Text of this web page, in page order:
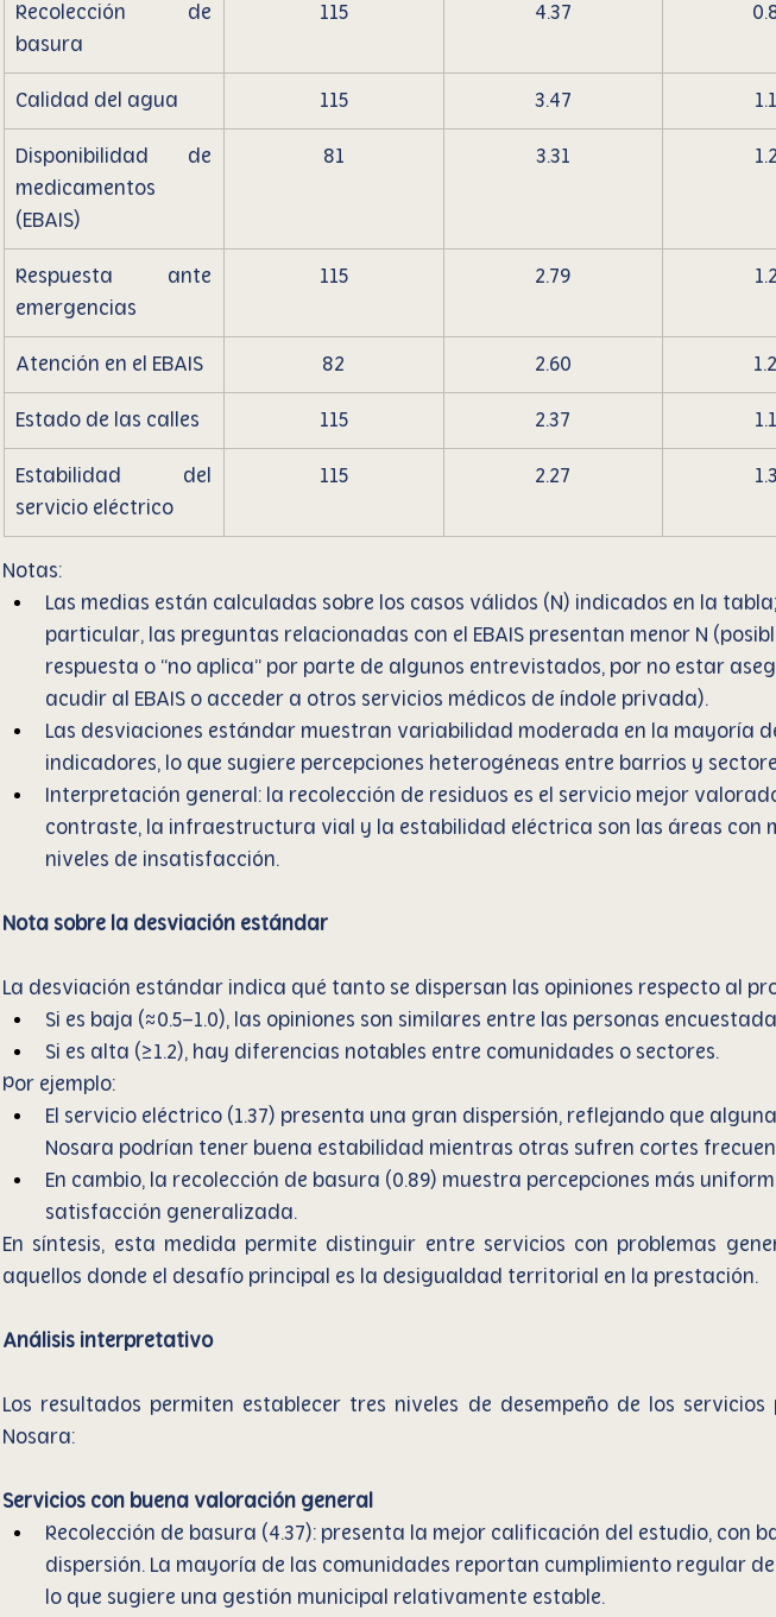
Recolección de
basura
115 4.37
Calidad del agua 115 3.47
Disponibilidad de
medicamentos
(EBAIS)
81 3.31
Respuesta ante
emergencias
115 2.79
Atención en el EBAIS 82 2.60
Estado de las calles 115 2.37
Estabilidad del
servicio eléctrico
115 2.27
Notas:
Las medias están calculadas sobre los casos válidos (N) indicados en la
particular, las preguntas relacionadas con el EBAIS presentan menor N
respuesta o “no aplica” por parte de algunos entrevistados, por no estar
acudir al EBAIS o acceder a otros servicios médicos de índole privada).
Las desviaciones estándar muestran variabilidad moderada en la mayoría
indicadores, lo que sugiere percepciones heterogéneas entre barrios y
Interpretación general: la recolección de residuos es el servicio mejor
contraste, la infraestructura vial y la estabilidad eléctrica son las áreas con
niveles de insatisfacción.
Nota sobre la desviación estándar
La desviación estándar indica qué tanto se dispersan las opiniones respecto al
Si es baja (≈0.5–1.0), las opiniones son similares entre las personas
Si es alta (≥1.2), hay diferencias notables entre comunidades o sectores.
Por ejemplo:
El servicio eléctrico (1.37) presenta una gran dispersión, reflejando que
Nosara podrían tener buena estabilidad mientras otras sufren cortes
En cambio, la recolección de basura (0.89) muestra percepciones más
satisfacción generalizada.
En síntesis, esta medida permite distinguir entre servicios con problemas
aquellos donde el desafío principal es la desigualdad territorial en la prestación.
Análisis interpretativo
Los resultados permiten establecer tres niveles de desempeño de los servicios
Nosara:
Servicios con buena valoración general
Recolección de basura (4.37): presenta la mejor calificación del estudio, con
dispersión. La mayoría de las comunidades reportan cumplimiento regular
lo que sugiere una gestión municipal relativamente estable.